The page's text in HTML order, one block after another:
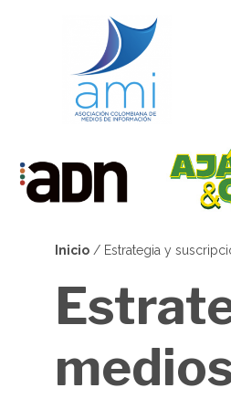
enlaces
ayuda
Inicio Estrategia y